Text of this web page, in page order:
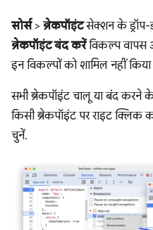
सोर्स> ब्रेकपॉइंटसेक्शन के ड्रॉप-
ब्रेकपॉइंट बंद करेंविकल्प वापस
इन विकल्पों को शामिल नहीं किया
सभी ब्रेकपॉइंट चालू या बंद करने
किसी ब्रेकपॉइंट पर राइट
चुनें.